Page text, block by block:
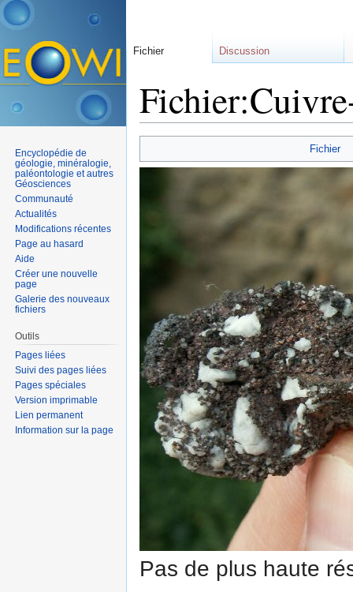
Fichier
Pas de plus haute
Fichier Discussion
Encyclopédie de
géologie, minéralogie,
paléontologie et autres
Géosciences
Communauté
Actualités
Modifications récentes
Page au hasard
Aide
Créer une nouvelle
page
Galerie des nouveaux
fichiers
Outils
Pages liées
Suivi des pages liées
Pages spéciales
Version imprimable
Lien permanent
Information sur la page